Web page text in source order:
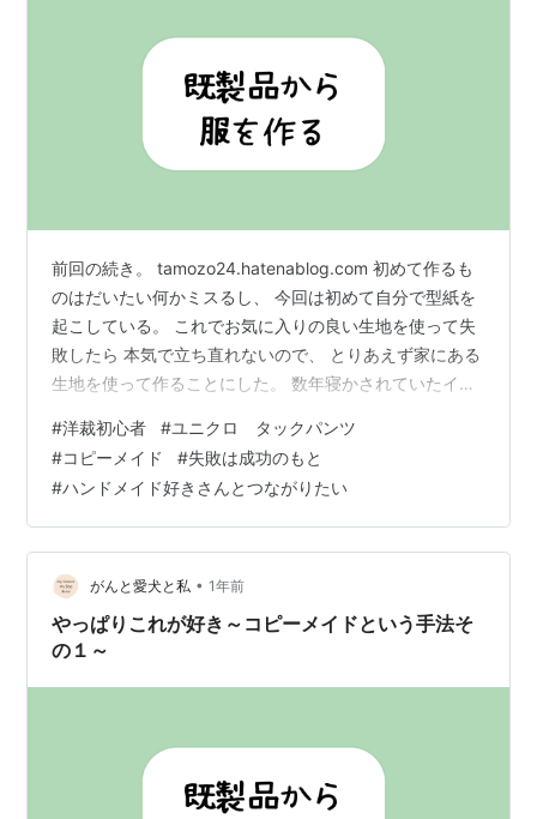
前回の続き。 tamozo24.hatenablog.com 初めて作るも
のはだいたい何かミスるし、 今回は初めて自分で型紙を
起こしている。 これでお気に入りの良い生地を使って失
敗したら 本気で立ち直れないので、 とりあえず家にある
生地を使って作ることにした。 数年寝かされていたイン
できる。 なおかつ部屋着にするつもりなので さらに失敗
してもいいや感。 裾のみ縫い代3cm それ以外はすべて1
㎝で裁断 以前ロングコートを作った際、 ロックミシンの
メスでカットしながら裁ち端を処理した方が 各段に仕上
がりがきれいになると経験したので、 今回はメス…
#洋裁初心者 #ユニクロ タックパンツ
#コピーメイド #失敗は成功のもと
#ハンドメイド好きさんとつながりたい
がんと愛犬と私 • 1年前
やっぱりこれが好き～コピーメイドという手法そ
の１～